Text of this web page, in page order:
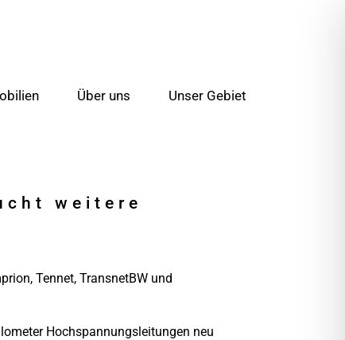
Über uns Unser Gebiet
weitere
Tennet, TransnetBW und
Hochspannungsleitungen neu